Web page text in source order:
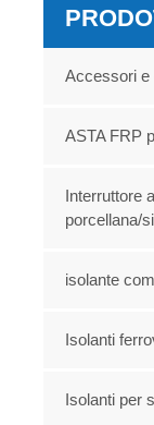
Accessori e
ASTA FRP
Interruttore
porcellana/
isolante
Isolanti
Isolanti per